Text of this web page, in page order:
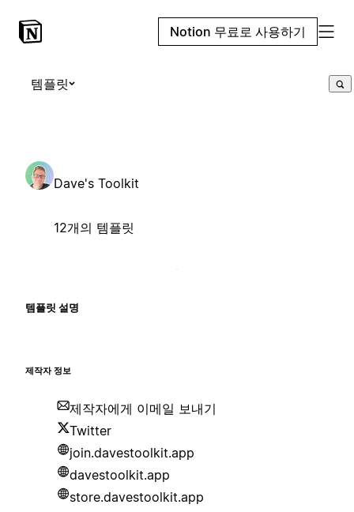
Notion 무료로 사용하기
템플릿
Dave's Toolkit
12개의 템플릿
템플릿 설명
제작자 정보
제작자에게 이메일 보내기
Twitter
join.davestoolkit.app
davestoolkit.app
store.davestoolkit.app